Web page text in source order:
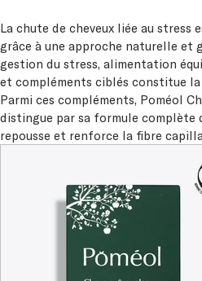
La chute de cheveux liée au stress
grâce à une approche naturelle et
gestion du stress, alimentation
et compléments ciblés constitue
Parmi ces compléments, Poméol
distingue par sa formule complète
repousse et renforce la fibre